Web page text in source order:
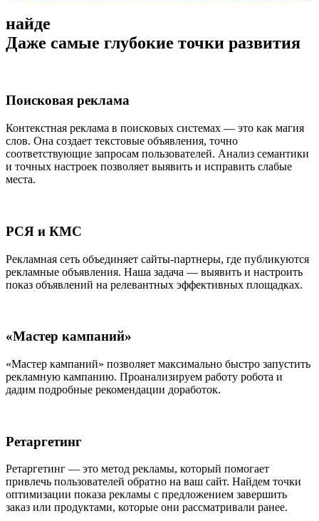
Даже самые глубокие точки развития
Контекстная реклама в поисковых системах — это как магия
слов. Она создает текстовые объявления, точно
соответствующие запросам пользователей. Анализ семантики
и точных настроек позволяет выявить и исправить слабые
места.
Рекламная сеть объединяет сайты-партнеры, где публикуются
рекламные объявления. Наша задача — выявить и настроить
показ объявлений на релевантных эффективных площадках.
«Мастер кампаний» позволяет максимально быстро запустить
рекламную кампанию. Проанализируем работу робота и
дадим подробные рекомендации доработок.
Ретаргетинг — это метод рекламы, который помогает
привлечь пользователей обратно на ваш сайт. Найдем точки
оптимизации показа рекламы с предложением завершить
заказ или продуктами, которые они рассматривали ранее.